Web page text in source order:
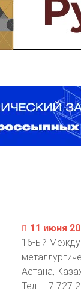
Предприятия
Интервью
Выставки,
11 июня
16-ый
Астана,
Тел.: +7 727